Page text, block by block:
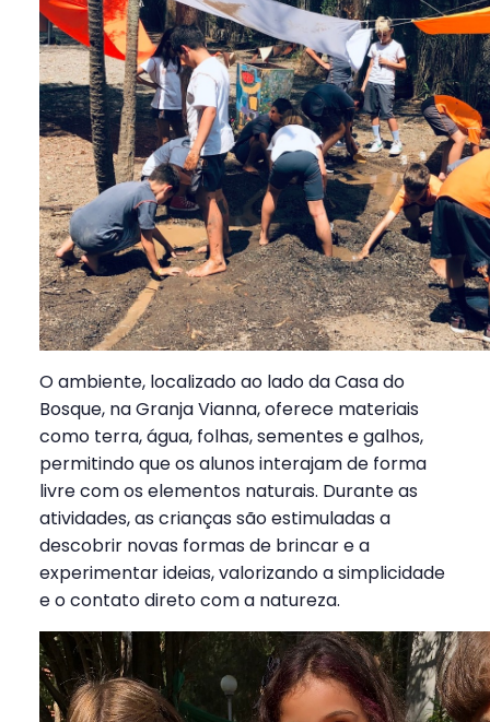
O ambiente, localizado ao lado da Casa do
Bosque, na Granja Vianna, oferece materiais
como terra, água, folhas, sementes e galhos,
permitindo que os alunos interajam de forma
livre com os elementos naturais. Durante as
atividades, as crianças são estimuladas a
descobrir novas formas de brincar e a
experimentar ideias, valorizando a simplicidade
e o contato direto com a natureza.